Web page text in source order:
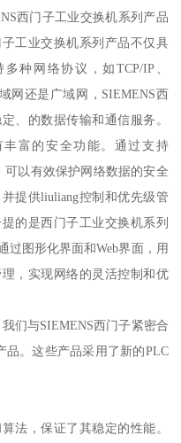
西门子工业交换机系列产品
工业交换机系列产品不仅具
种网络协议，如TCP/IP、
网还是广域网，SIEMENS西
、的数据传输和通信服务。
富的安全功能。通过支持
以有效保护网络数据的安全
提供liuliang控制和优先级管
的是西门子工业交换机系列
过图形化界面和Web界面，用
，实现网络的灵活控制和优
与SIEMENS西门子紧密合
品。这些产品采用了新的PLC
法，保证了其稳定的性能。